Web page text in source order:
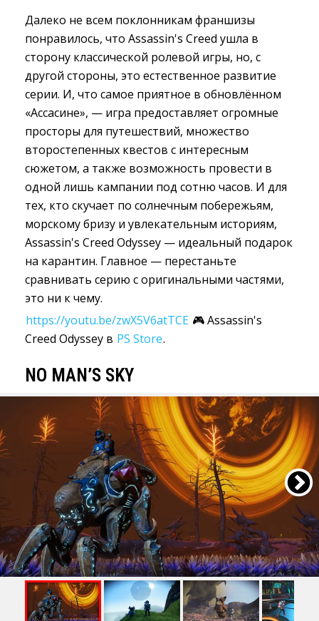
Далеко не всем поклонникам франшизы
понравилось, что Assassin's Creed ушла в
сторону классической ролевой игры, но, с
другой стороны, это естественное развитие
серии. И, что самое приятное в обновлённом
«Ассасине», — игра предоставляет огромные
просторы для путешествий, множество
второстепенных квестов с интересным
сюжетом, а также возможность провести в
одной лишь кампании под сотню часов. И для
тех, кто скучает по солнечным побережьям,
морскому бризу и увлекательным историям,
Assassin's Creed Odyssey — идеальный подарок
на карантин. Главное — перестаньте
сравнивать серию с оригинальными частями,
это ни к чему.
https://youtu.be/zwX5V6atTCE 🎮 Assassin's
Creed Odyssey в PS Store.
NO MAN’S SKY